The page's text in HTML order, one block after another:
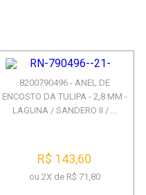
8200790496 - ANEL DE
ENCOSTO DA TULIPA - 2,8 MM -
LAGUNA / SANDERO II / ...
R$ 143,60
ou 2X de R$ 71,80